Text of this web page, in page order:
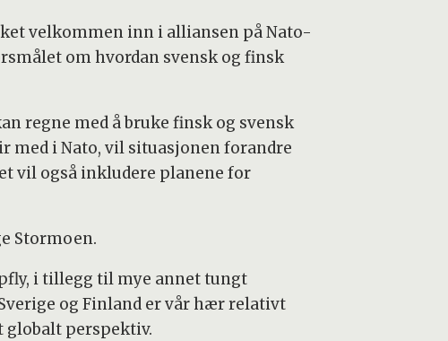
velkommen inn i alliansen på Nato-
om hvordan svensk og finsk
regne med å bruke finsk og svensk
med i Nato, vil situasjonen forandre
vil også inkludere planene for
Stormoen.
i tillegg til mye annet tungt
og Finland er vår hær relativt
globalt perspektiv.